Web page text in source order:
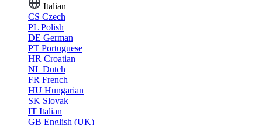
Italian
CS Czech
PL Polish
DE German
PT Portuguese
HR Croatian
NL Dutch
FR French
HU Hungarian
SK Slovak
IT Italian
GB English (UK)